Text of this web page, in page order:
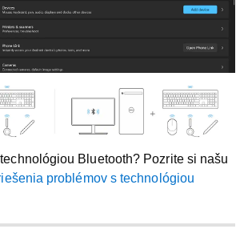
Bluetooth? Pozrite si našu
problémov s technológiou